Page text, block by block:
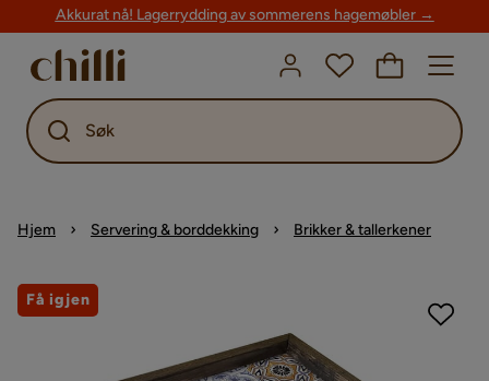
Akkurat nå! Lagerrydding av sommerens hagemøbler →
Søk
Hjem Servering & borddekking Brikker & tallerkener
Få igjen